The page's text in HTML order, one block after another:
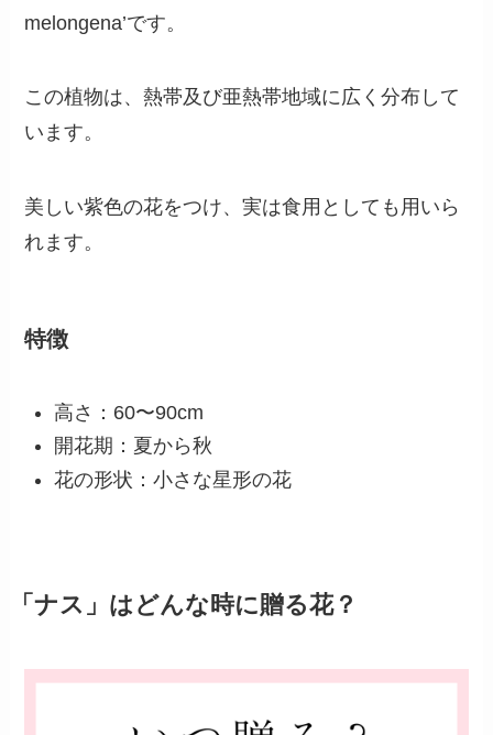
melongena’です。
この植物は、熱帯及び亜熱帯地域に広く分布して
います。
美しい紫色の花をつけ、実は食用としても用いら
れます。
特徴
高さ：60〜90cm
開花期：夏から秋
花の形状：小さな星形の花
「ナス」はどんな時に贈る花？